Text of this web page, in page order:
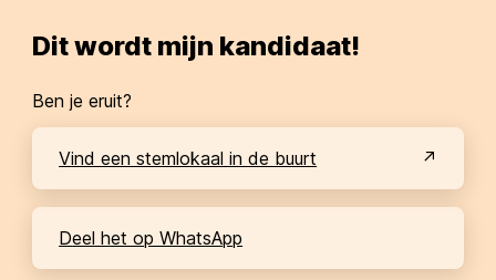
Dit wordt mijn kandidaat!
Ben je eruit?
Vind een stemlokaal in de buurt
Deel het op WhatsApp